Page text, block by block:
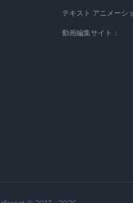
テキスト アニメーシ
動画編集サイト：